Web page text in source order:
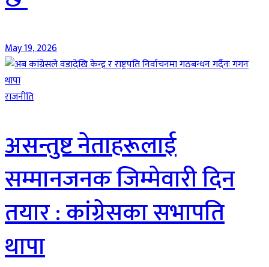
May 19, 2026
राजनीति
असन्तुष्ट नेताहरूलाई
सम्मानजनक जिम्मेवारी दिन
तयार : कांग्रेसका सभापति
थापा